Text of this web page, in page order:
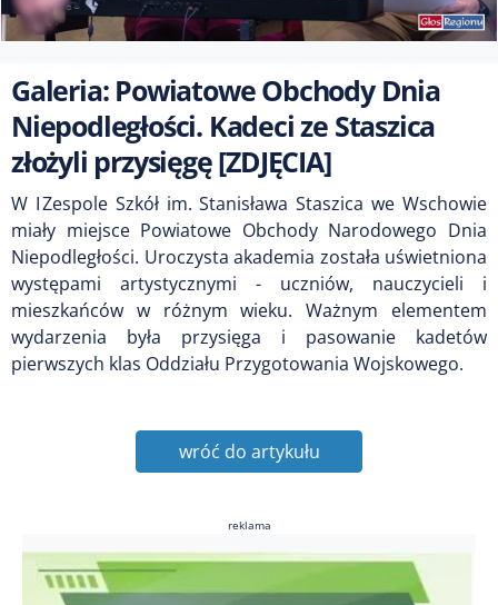
Galeria: Powiatowe Obchody Dnia
Niepodległości. Kadeci ze Staszica
złożyli przysięgę [ZDJĘCIA]
W I Zespole Szkół im. Stanisława Staszica we Wschowie
miały miejsce Powiatowe Obchody Narodowego Dnia
Niepodległości. Uroczysta akademia została uświetniona
występami artystycznymi - uczniów, nauczycieli i
mieszkańców w różnym wieku. Ważnym elementem
wydarzenia była przysięga i pasowanie kadetów
pierwszych klas Oddziału Przygotowania Wojskowego.
wróć do artykułu
reklama